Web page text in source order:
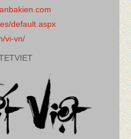
default.aspx
vi-vn/